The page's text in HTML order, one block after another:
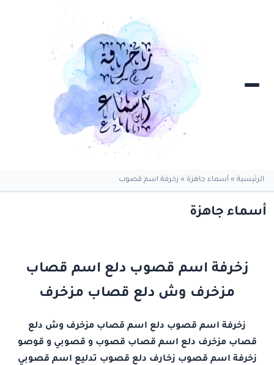
الرئيسية » أسماء جاهزة » زخرفة اسم قصوب
أسماء جاهزة
زخرفة اسم قصوب دلع اسم قصاب
مزخرف وش دلع قصاب مزخرف
زخرفة اسم قصوب دلع اسم قصاب مزخرف وش دلع
قصاب مزخرف دلع اسم قصاب قصوب و قصوبي و قوصو
زخرفة اسم قصوب زخارف دلع قصوب تدليع اسم قصوبي